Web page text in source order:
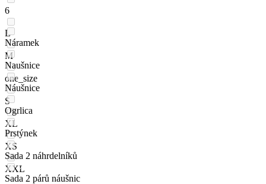
6
L
M
one_size
S
XL
XS
XXL
Náramek
Naušnice
Náušnice
Ogrlica
Prstýnek
Sada 2 náhrdelníků
Sada 2 párů náušnic